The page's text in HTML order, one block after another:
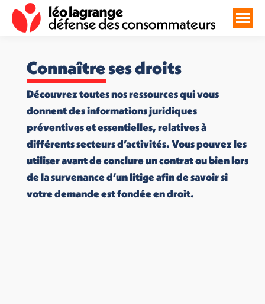
Connaître ses droits
Découvrez toutes nos ressources qui vous
donnent des informations juridiques
préventives et essentielles, relatives à
différents secteurs d’activités. Vous pouvez les
utiliser avant de conclure un contrat ou bien lors
de la survenance d’un litige afin de savoir si
votre demande est fondée en droit.